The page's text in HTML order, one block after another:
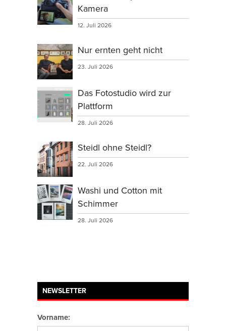
Kamera
12. Juli 2026
Nur ernten geht nicht
23. Juli 2026
Das Fotostudio wird zur
Plattform
28. Juli 2026
Steidl ohne Steidl?
22. Juli 2026
Washi und Cotton mit
Schimmer
28. Juli 2026
NEWSLETTER
Vorname: